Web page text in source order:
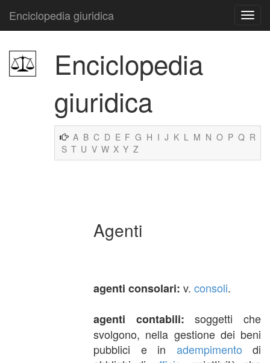
Enciclopedia giuridica
Enciclopedia
giuridica
A B C D E F G H I J K L M N O P Q R
S T U V W X Y Z
Agenti
agenti consolari: v. consoli.
agenti contabili:soggetti che
svolgono, nella gestione dei beni
pubblici e in adempimento di